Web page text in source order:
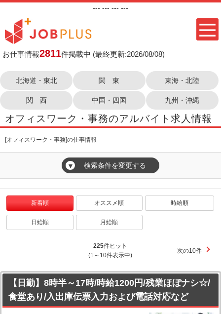
--- --- --- ---
お仕事情報2811件掲載中 (最終更新:2026/08/08)
北海道・東北 関 東 東海・北陸
関 西 中国・四国 九州・沖縄
オフィスワーク・事務のアルバイト求人情報
[オフィスワーク・事務]の仕事情報
▼ 検索条件を変更する
新着順 オススメ順 時給順
日給順 月給順
225件ヒット
(1～10件表示中)
次の10件
【日勤】8時半～17時/時給1200円/残業ほぼナシ☆/
食堂あり/入出庫伝票入力および電話対応など